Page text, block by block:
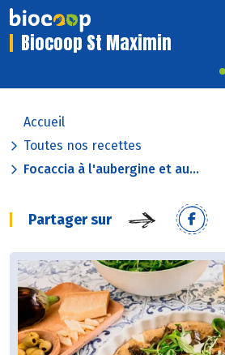
Biocoop St Maximin
Accueil
Toutes nos recettes
Focaccia à l'aubergine et au...
Partager sur